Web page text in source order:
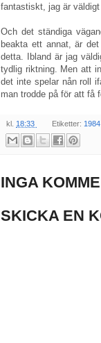
fantastiskt, jag är
Och det ständiga
beakta ett annat, är
detta. Ibland är jag
tydlig riktning. Men att
det inte spelar nån roll
man trodde på för att få
kl. 18:33 Etiketter: 1984
INGA
SKICKA EN